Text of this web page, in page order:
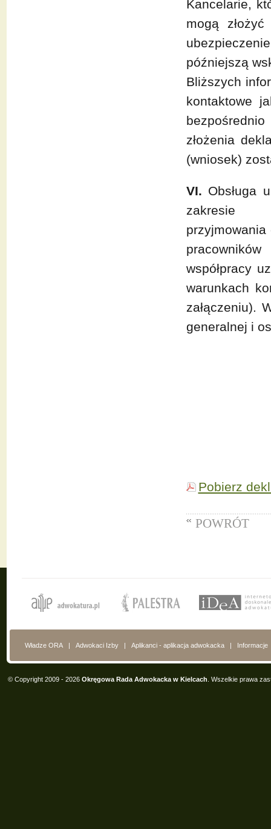
Kancelarie,
mogą
późniejszą
Bliższych
kontaktowe
złożenia
(wniosek)
VI. Obsługa
zakresie
przyjmowania
współpracy
warunkach
załączeniu).
generalnej i
Pobierz
POWRÓT
Władze ORA | Adwokaci Izby | Aplikanci - aplikacja adwokacka | Informacje
© Copyright 2009 - 2026 Okręgowa Rada Adwokacka w Kielcach . Wszelkie prawa